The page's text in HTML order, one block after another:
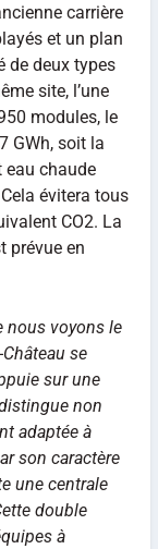
carrière
et un plan
de deux types
site, l’une
modules, le
GWh, soit la
chaude
évitera tous
CO2. La
prévue en
nous voyons le
se
sur une
non
adaptée à
son caractère
une centrale
double
à